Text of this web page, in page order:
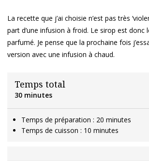
La recette que j’ai choisie n’est pas très
part d’une infusion à froid. Le sirop est donc
parfumé. Je pense que la prochaine fois
version avec une infusion à chaud.
Temps total
30 minutes
Temps de préparation : 20 minutes
Temps de cuisson : 10 minutes